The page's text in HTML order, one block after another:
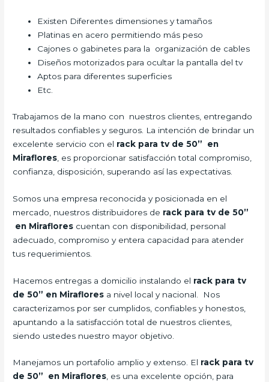
Existen Diferentes dimensiones y tamaños
Platinas en acero permitiendo más peso
Cajones o gabinetes para la organización de cables
Diseños motorizados para ocultar la pantalla del tv
Aptos para diferentes superficies
Etc.
Trabajamos de la mano con nuestros clientes, entregando
resultados confiables y seguros. La intención de brindar un
excelente servicio con el rack para tv de 50” en
Miraflores , es proporcionar satisfacción total compromiso,
confianza, disposición, superando así las expectativas.
Somos una empresa reconocida y posicionada en el
mercado, nuestros distribuidores de rack para tv de 50”
en Miraflores cuentan con disponibilidad, personal
adecuado, compromiso y entera capacidad para atender
tus requerimientos.
Hacemos entregas a domicilio instalando el rack para tv
de 50” en Miraflores a nivel local y nacional. Nos
caracterizamos por ser cumplidos, confiables y honestos,
apuntando a la satisfacción total de nuestros clientes,
siendo ustedes nuestro mayor objetivo.
Manejamos un portafolio amplio y extenso. El rack para tv
de 50” en Miraflores, es una excelente opción, para